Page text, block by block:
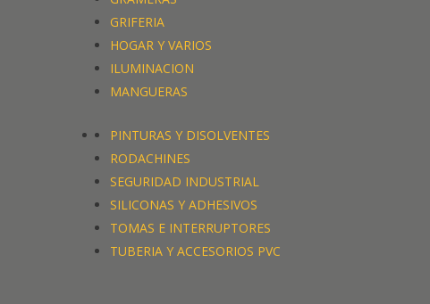
GRIFERIA
HOGAR Y VARIOS
ILUMINACION
MANGUERAS
PINTURAS Y DISOLVENTES
RODACHINES
SEGURIDAD INDUSTRIAL
SILICONAS Y ADHESIVOS
TOMAS E INTERRUPTORES
TUBERIA Y ACCESORIOS PVC